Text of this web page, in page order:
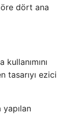
dört ana
tasarıyı ezici